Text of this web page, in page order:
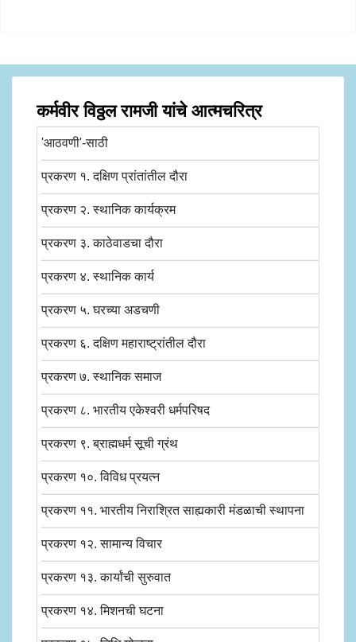
कर्मवीर विठ्ठल रामजी यांचे आत्मचरित्र
'आठवणी'-साठी
प्रकरण १. दक्षिण प्रांतांतील दौरा
प्रकरण २. स्थानिक कार्यक्रम
प्रकरण ३. काठेवाडचा दौरा
प्रकरण ४. स्थानिक कार्य
प्रकरण ५. घरच्या अडचणी
प्रकरण ६. दक्षिण महाराष्ट्रांतील दौरा
प्रकरण ७. स्थानिक समाज
प्रकरण ८. भारतीय एकेश्वरी धर्मपरिषद
प्रकरण ९. ब्राह्मधर्म सूची ग्रंथ
प्रकरण १०. विविध प्रयत्न
प्रकरण ११. भारतीय निराश्रित साह्यकारी मंडळाची स्थापना
प्रकरण १२. सामान्य विचार
प्रकरण १३. कार्यांची सुरुवात
प्रकरण १४. मिशनची घटना